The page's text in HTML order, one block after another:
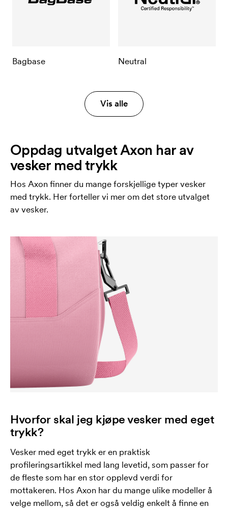
Bagbase Neutral
Vis alle
Oppdag utvalget Axon har av
vesker med trykk
Hos Axon finner du mange forskjellige typer vesker
med trykk. Her forteller vi mer om det store utvalget
av vesker.
Hvorfor skal jeg kjøpe vesker med eget
trykk?
Vesker med eget trykk er en praktisk
profileringsartikkel med lang levetid, som passer for
de fleste som har en stor opplevd verdi for
mottakeren. Hos Axon har du mange ulike modeller å
velge mellom, så det er også veldig enkelt å finne en